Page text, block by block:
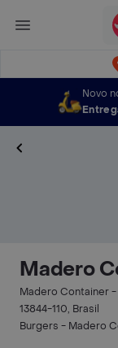
Novo
Madero
Madero Container -
13844-110, Brasil
Burgers - Madero